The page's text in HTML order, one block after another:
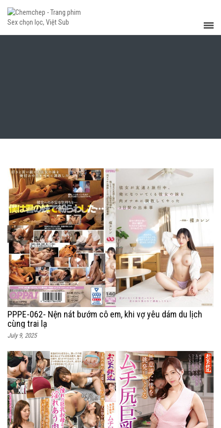
PPPE-062- Nện nát bướm cô em, khi vợ yêu dám du lịch
cùng trai lạ
July 9, 2025